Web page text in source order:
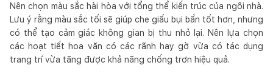
Nên chọn màu sắc hài hòa với tổng thể kiến trúc của ngôi nhà.
Lưu ý rằng màu sắc tối sẽ giúp che giấu bụi bẩn tốt hơn, nhưng
có thể tạo cảm giác không gian bị thu nhỏ lại. Nên lựa chọn
các hoạt tiết hoa văn có các rãnh hay gờ vừa có tác dụng
trang trí vừa tăng được khả năng chống trơn hiệu quả.